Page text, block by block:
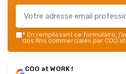
* En remplissant ce formulaire,
des fins commerciales par COO
COO at WORK !